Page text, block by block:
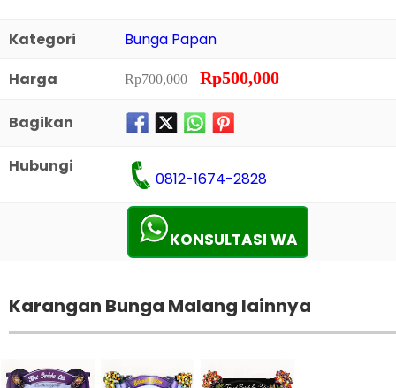
Kategori
Bunga Papan
Harga
Rp700,000 Rp500,000
Bagikan
Hubungi
0812-1674-2828
KONSULTASI WA
Karangan Bunga Malang lainnya